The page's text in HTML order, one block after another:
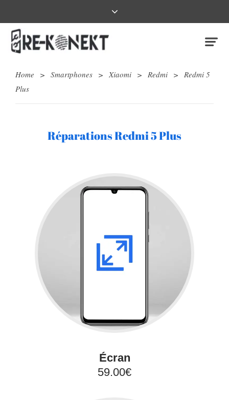
Home > Smartphones > Xiaomi > Redmi > Redmi 5
Plus
Réparations Redmi 5 Plus
Écran
59.00€